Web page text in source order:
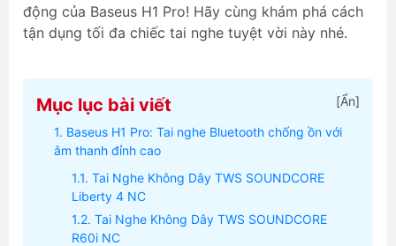
động của Baseus H1 Pro! Hãy cùng khám phá cách
tận dụng tối đa chiếc tai nghe tuyệt vời này nhé.
Mục lục bài viết [Ẩn]
Baseus H1 Pro: Tai nghe Bluetooth chống ồn với
âm thanh đỉnh cao
Tai Nghe Không Dây TWS SOUNDCORE
Liberty 4 NC
Tai Nghe Không Dây TWS SOUNDCORE
R60i NC